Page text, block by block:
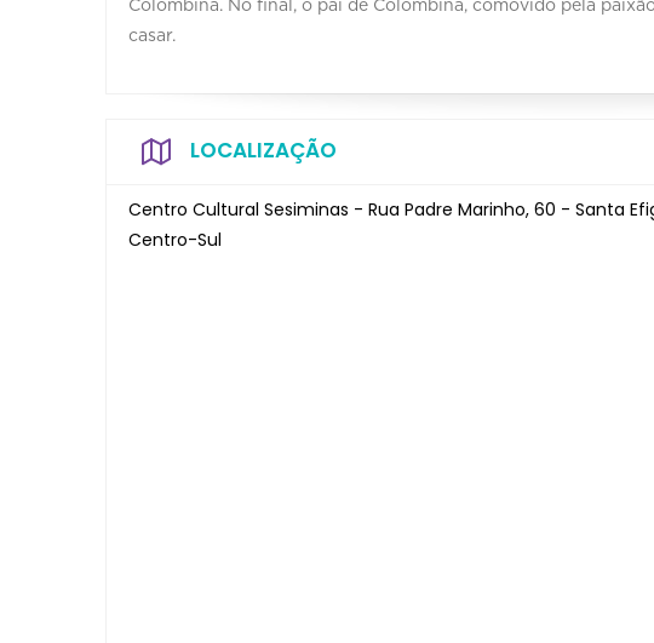
Colombina. No final, o pai de Colombina, comovido pela
casar.
LOCALIZAÇÃO
Centro Cultural Sesiminas - Rua Padre Marinho, 60 - Santa
Centro-Sul